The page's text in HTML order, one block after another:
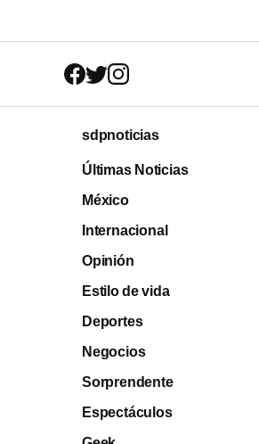
sdpnoticias
Últimas Noticias
México
Internacional
Opinión
Estilo de vida
Deportes
Negocios
Sorprendente
Espectáculos